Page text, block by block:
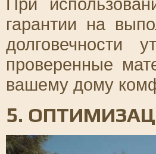
гарантии на
долговечности
проверенные
вашему дому
5.